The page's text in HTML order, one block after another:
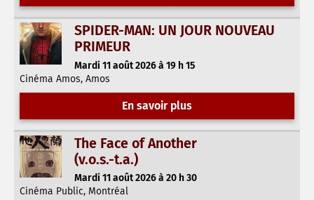
SPIDER-MAN: UN JOUR NOUVEAU
PRIMEUR
Mardi 11 août 2026 à 19 h 15
Cinéma Amos, Amos
En savoir plus
The Face of Another
(v.o.s.-t.a.)
Mardi 11 août 2026 à 20 h 30
Cinéma Public, Montréal